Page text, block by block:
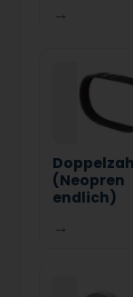
→
(Neopren
endlich)
→